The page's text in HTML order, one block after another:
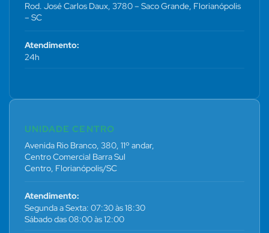
Rod. José Carlos Daux, 3780 – Saco Grande, Florianópolis
– SC
Atendimento:
24h
UNIDADE CENTRO
Avenida Rio Branco, 380, 11º andar,
Centro Comercial Barra Sul
Centro, Florianópolis/SC
Atendimento:
Segunda a Sexta: 07:30 às 18:30
Sábado das 08:00 às 12:00